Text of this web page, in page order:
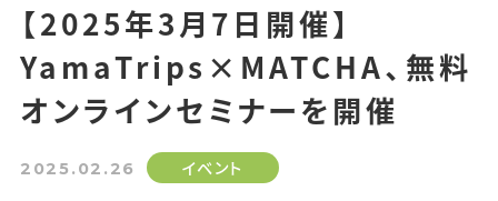
【2025年3月7日開催】
YamaTrips×MATCHA、無料
オンラインセミナーを開催
2025.02.26 イベント